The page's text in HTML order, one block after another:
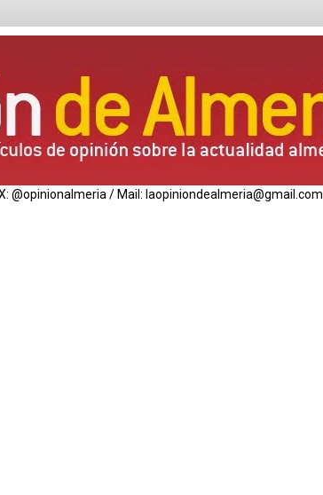
@opinionalmeria / Mail: laopiniondealmeria@gmail.com